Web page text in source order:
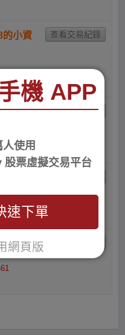
的小資
小資族
族
機 APP
使用
股票虛擬交易平台
速下單
網頁版